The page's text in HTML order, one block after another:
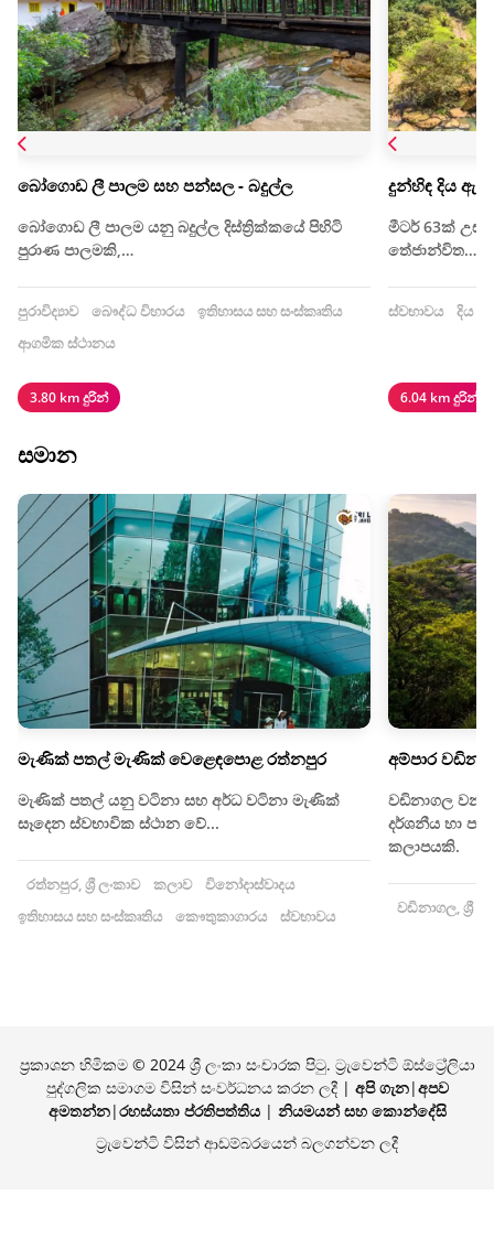
බෝගොඩ ලී පාලම සහ පන්සල - බදුල්ල
බෝගොඩ ලී පාලම යනු බදුල්ල දිස්ත්‍රික්කයේ පිහිටි
පුරාණ පාලමකි,…
පුරාවිද්‍යාව බෞද්ධ විහාරය
ඉතිහාසය සහ සංස්කෘතිය
ආගමික ස්ථානය
3.80 km දුරින්
දුන්හිඳ දිය
මීටර් 63ක් උස
තේජාන්විත…
ස්වභාවය දිය
6.04 km දුරින්
සමාන
මැණික් පතල් මැණික් වෙළෙඳපොළ රත්නපුර
මැණික් පතල් යනු වටිනා සහ අර්ධ වටිනා මැණික්
සෑදෙන ස්වභාවික ස්ථාන වේ...
රත්නපුර, ශ්‍රී ලංකාව කලාව
විනෝදාස්වාදය
ඉතිහාසය සහ සංස්කෘතිය
කෞතුකාගාරය ස්වභාවය
අම්පාර
වඩිනාගල
දර්ශනීය හා
කලාපයකි.
වඩිනාගල, ශ්‍රී
ප්‍රකාශන හිමිකම © 2024 ශ්‍රී ලංකා සංචාරක පිටු. ට්‍රැවෙන්ටි ඕස්ට්‍රේලියා
පුද්ගලික සමාගම විසින් සංවර්ධනය කරන ලදී | අපි ගැන|අපව
අමතන්න|රහස්යතා ප්රතිපත්තිය| නියමයන් සහ කොන්දේසි
ට්‍රැවෙන්ටි විසින් ආඩම්බරයෙන් බලගන්වන ලදී